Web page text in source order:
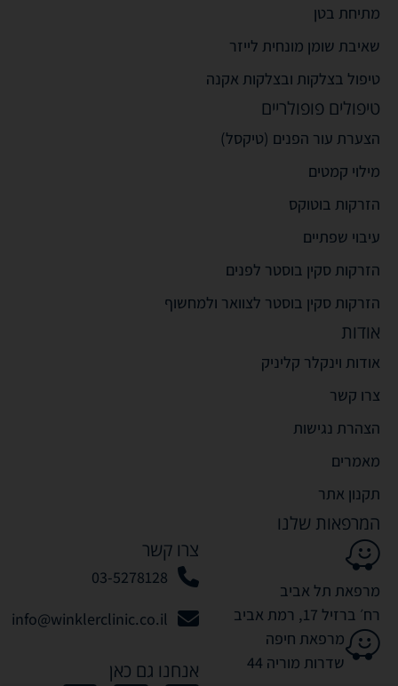
מתיחת בטן
שאיבת שומן מונחית לייזר
טיפול בצלקות ובצלקות אקנה
טיפולים פופולריים
הצערת עור הפנים (טיקסל)
מילוי קמטים
הזרקות בוטוקס
עיבוי שפתיים
הזרקות סקין בוסטר לפנים
הזרקות סקין בוסטר לצוואר ולמחשוף
אודות
אודות וינקלר קליניק
צרו קשר
הצהרת נגישות
מאמרים
תקנון אתר
המרפאות שלנו
מרפאת תל אביב
רח׳ ברזיל 17, רמת אביב
מרפאת חיפה
שדרות מוריה 44
צרו קשר
03-5278128
info@winklerclinic.co.il
אנחנו גם כאן